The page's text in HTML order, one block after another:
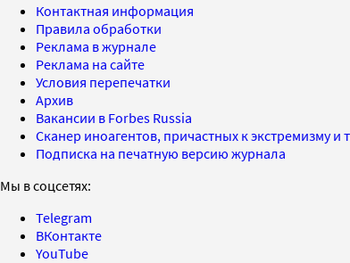
Контактная информация
Правила обработки
Реклама в журнале
Реклама на сайте
Условия перепечатки
Архив
Вакансии в Forbes Russia
Сканер иноагентов, причастных к экстремизму
Подписка на печатную версию журнала
Мы в соцсетях:
Telegram
ВКонтакте
YouTube